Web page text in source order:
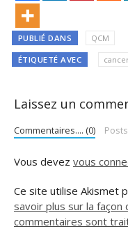
PUBLIÉ DANS QCM
ÉTIQUETÉ AVEC
Laissez un
Commentaires.... (0)
Vous devez vous
Ce site utilise Akismet
savoir plus sur la
commentaires sont